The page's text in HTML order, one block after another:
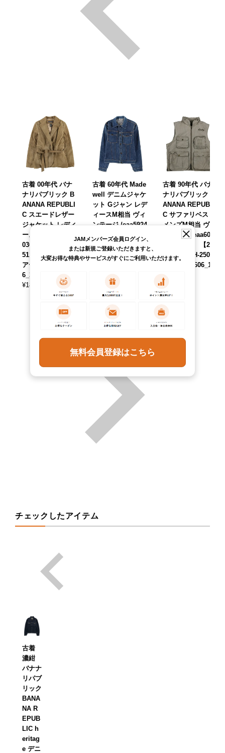
古着 00年代 バナ
ナリパブリック B
ANANA REPUBLI
C スエードレザー
ジャケット レディ
ースM相当 /eaa59
0309 【中古】 【2
51101】 【ADEL/
アデル】 【SS260
6_30
¥18,590
古着 60年代 Made
well デニムジャケ
ット Gジャン レデ
ィースM相当 ヴィ
ンテージ /eaa5924
75 【中古】 【251
110】 【ADEL/ア
デル】 【SS2606_
古着 90年代 バナ
ナリパブリック B
ANANA REPUBLI
C サファリベスト
メンズM相当 ヴィ
ンテージ /eaa6097
83 【中古】 【260
125】 【NH-250
8】 【SS2606_10
チェックしたアイテム
古着
濃紺
バナナ
リパブ
リック
BANA
NA R
EPUB
LIC h
eritag
e デニ
JAMメンバーズ会員ログイン、
または新規ご登録いただきますと、
大変お得な特典やサービスがすぐにご利用いただけます。
無料会員登録はこちら